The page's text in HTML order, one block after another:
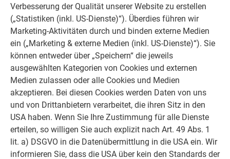
Verbesserung der Qualität unserer Website zu erstellen
(„Statistiken (inkl. US-Dienste)“). Überdies führen wir
Marketing-Aktivitäten durch und binden externe Medien
ein („Marketing & externe Medien (inkl. US-Dienste)“). Sie
können entweder über „Speichern“ die jeweils
ausgewählten Kategorien von Cookies und externen
Medien zulassen oder alle Cookies und Medien
akzeptieren. Bei diesen Cookies werden Daten von uns
und von Drittanbietern verarbeitet, die ihren Sitz in den
USA haben. Wenn Sie Ihre Zustimmung für alle Dienste
erteilen, so willigen Sie auch explizit nach Art. 49 Abs. 1
lit. a) DSGVO in die Datenübermittlung in die USA ein. Wir
informieren Sie, dass die USA über kein den Standards der
GEPRÜFTES SICHERUNGSSYSTEM SPEZIELL FÜR
SOLARANLAGEN
Das TAURUS Schienensystem mit der speziellen Anbindung